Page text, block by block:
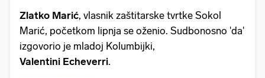
Zlatko Marić, vlasnik zaštitarske tvrtke Sokol
Marić, početkom lipnja se oženio. Sudbonosno 'da'
izgovorio je mladoj Kolumbijki,
Valentini Echeverri.